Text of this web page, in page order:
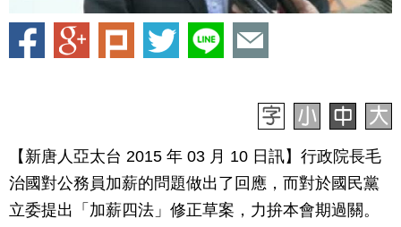
【新唐人亞太台 2015 年 03 月 10 日訊】行政院長毛
治國對公務員加薪的問題做出了回應，而對於國民黨
立委提出「加薪四法」修正草案，力拚本會期過關。